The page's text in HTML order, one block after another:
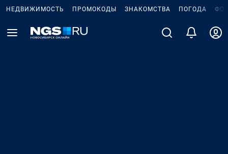
НЕДВИЖИМОСТЬ ПРОМОКОДЫ ЗНАКОМСТВА ПОГОДА